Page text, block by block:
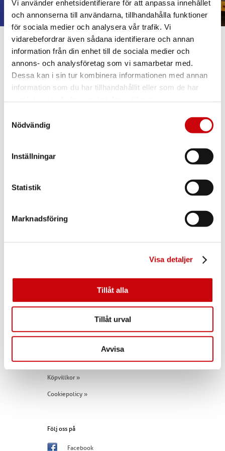
Vi använder enhetsidentifierare för att anpassa innehållet
och annonserna till användarna, tillhandahålla funktioner
för sociala medier och analysera vår trafik. Vi
vidarebefordrar även sådana identifierare och annan
information från din enhet till de sociala medier och
annons- och analysföretag som vi samarbetar med.
Dessa kan i sin tur kombinera informationen med annan
information som du har tillhandahållit eller som de har
Nödvändig
Inställningar
Statistik
Marknadsföring
Visa detaljer
Tillåt alla
Tillåt urval
Avvisa
Här finns vi
GK Door AB
Storgatan 107
S-933 94 GLOMMERSTRÄSK
Inspiration »
Skadeanmälan »
Köpvillkor »
Cookiepolicy »
Följ oss på
Facebook